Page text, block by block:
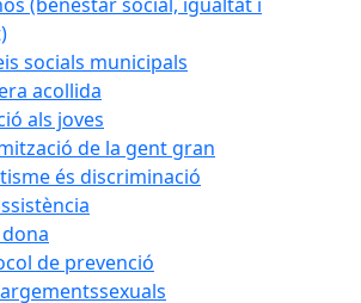
socials municipals
acollida
als joves
de la gent gran
és discriminació
de prevenció